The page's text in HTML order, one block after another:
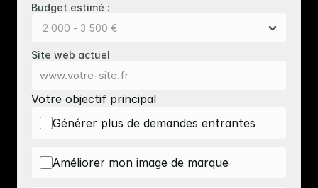
Budget estimé :
Site web actuel
Votre objectif principal
Générer plus de demandes entrantes
Améliorer mon image de marque